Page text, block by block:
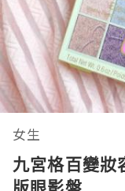
女生
九宮格百變